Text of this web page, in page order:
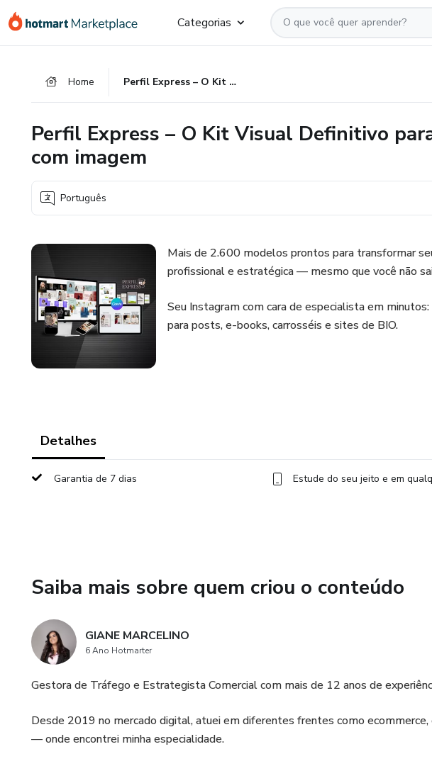
para
para
para
Categorias
Home Perfil Express – O Kit Visual Definitivo para perfis que vendem com imagem
Perfil Express – O Kit Visual Definitivo
com imagem
Português
Mais de 2.600 modelos prontos para transformar
profissional e estratégica — mesmo que você não
Seu Instagram com cara de especialista em
para posts, e-books, carrosséis e sites de BIO.
Detalhes
Garantia de 7 dias Estude do seu jeito e em
Saiba mais sobre quem criou o conteúdo
GIANE MARCELINO
6 Ano Hotmarter
Gestora de Tráfego e Estrategista Comercial com mais de 12 anos de
Desde 2019 no mercado digital, atuei em diferentes frentes como
— onde encontrei minha especialidade.